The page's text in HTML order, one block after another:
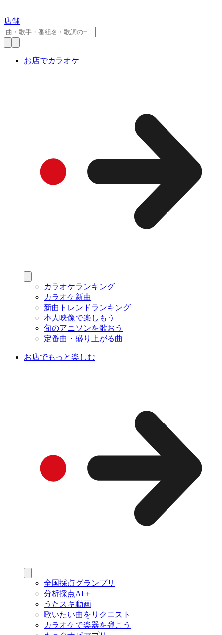
店舗
お店でカラオケ
カラオケランキング
カラオケ新曲
新曲トレンドランキング
本人映像で楽しもう
旬のアニソンを歌おう
定番曲・盛り上がる曲
お店でもっと楽しむ
全国採点グランプリ
分析採点AI＋
うたスキ動画
歌いたい曲をリクエスト
カラオケで楽器を弾こう